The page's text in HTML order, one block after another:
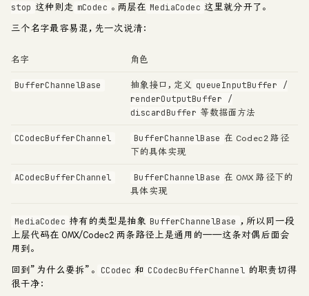
stop 这种则走 mCodec 。两层在 MediaCodec 这里就分开了。
三个名字最容易混，先一次说清：
名字 角色
BufferChannelBase 抽象接口，定义 queueInputBuffer /
renderOutputBuffer /
discardBuffer 等数据面方法
CCodecBufferChannel BufferChannelBase 在 Codec2 路径
下的具体实现
ACodecBufferChannel BufferChannelBase 在 OMX 路径下的
具体实现
MediaCodec 持有的类型是抽象 BufferChannelBase ，所以同一段
上层代码在 OMX/Codec2 两条路径上是通用的——这条对偶后面会
用到。
回到”为什么要拆”。 CCodec 和 CCodecBufferChannel 的职责切得
很干净：